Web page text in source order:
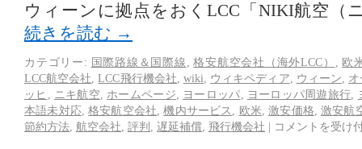
ウィーンに拠点をおくLCC「NIKI航空（
続きを読む →
カテゴリー: 国際路線＆国際線 ,格安航空会社（海外LCC）
欧
LCC航空会社 ,LCC飛行機会社 wiki ウィキペディア ウィーン
ッヒ
ニキ航空 ホームページ ヨーロッパ ヨーロッパ周遊旅行
本語未対応,格安航空会社 ,機内サービス 欧米 ,激安価格 ,激安航
節約方法 航空会社 評判 遅延補償 飛行機会社 | コメントを受け